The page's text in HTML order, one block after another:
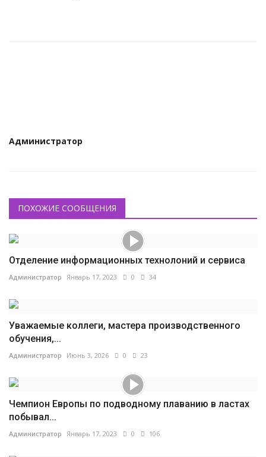
Администратор
ПОХОЖИЕ СООБЩЕНИЯ
Отделение информационных технолоний и сервиса
Администратор Январь 17, 2023 0 34
Уважаемые коллеги, мастера производственного
обучения,...
Администратор Июнь 3, 2026 0 23
Чемпион Европы по подводному плаванию в ластах
побывал...
Администратор Январь 17, 2023 0 106